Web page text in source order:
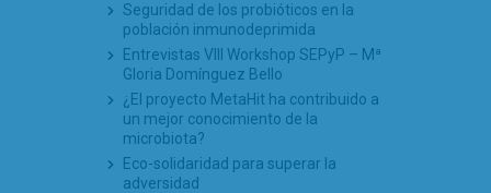
Seguridad de los probióticos en la
población inmunodeprimida
Entrevistas VIII Workshop SEPyP – Mª
Gloria Domínguez Bello
¿El proyecto MetaHit ha contribuido a
un mejor conocimiento de la
microbiota?
Eco-solidaridad para superar la
adversidad